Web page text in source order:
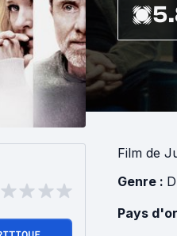
Film de
Genre :
Pays